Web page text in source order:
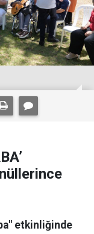
etkinliğinde